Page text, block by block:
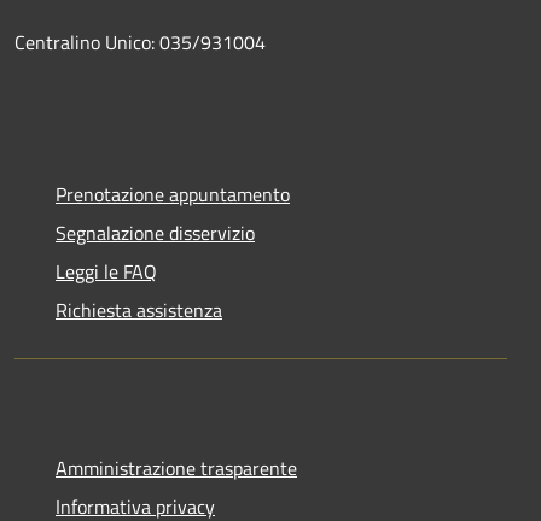
Centralino Unico: 035/931004
Prenotazione appuntamento
Segnalazione disservizio
Leggi le FAQ
Richiesta assistenza
Amministrazione trasparente
Informativa privacy